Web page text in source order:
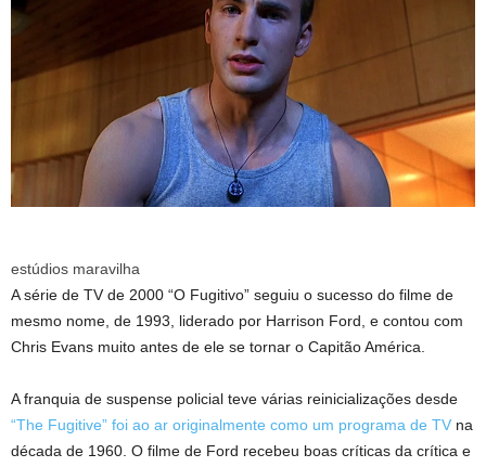
estúdios maravilha
A série de TV de 2000 “O Fugitivo” seguiu o sucesso do filme de
mesmo nome, de 1993, liderado por Harrison Ford, e contou com
Chris Evans muito antes de ele se tornar o Capitão América.
A franquia de suspense policial teve várias reinicializações desde
“The Fugitive” foi ao ar originalmente como um programa de TV na
década de 1960. O filme de Ford recebeu boas críticas da crítica e